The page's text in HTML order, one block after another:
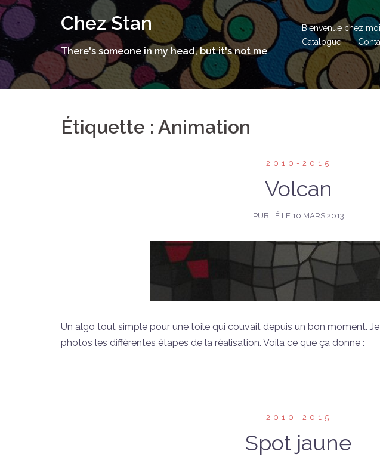
Aller
au
contenu
Chez Stan
There's someone in my head, but it's not me
Bienvenue chez
Catalogue
Étiquette : Animation
2010-2015
Volcan
PUBLIÉ LE 10 MARS 2013
Un algo tout simple pour une toile qui couvait depuis un bon moment.
photos les différentes étapes de la réalisation. Voila ce que ça donne :
2010-2015
Spot jaune